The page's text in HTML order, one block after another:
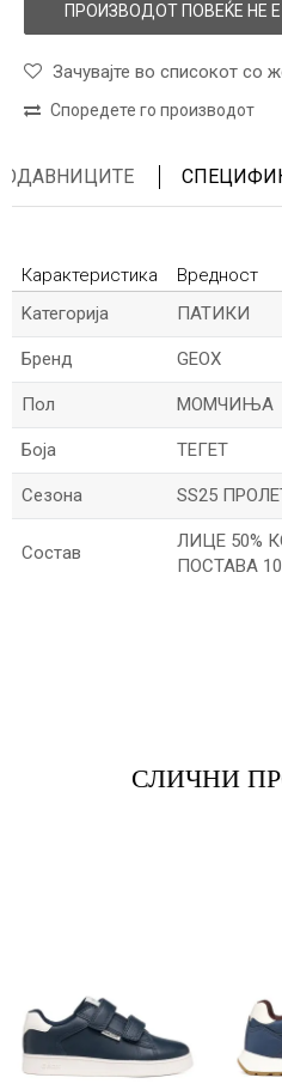
ПРОИЗВОДОТ ПОВЕЌЕ НЕ
Зачувајте во списокот со
Споредете го производот
Карактеристика
Вредност
Kатегорија
ПАТИКИ
Бренд GEOX
Пол МОМЧИЊА
Боја ТЕГЕТ
Сезона SS25
Состав
ЛИЦЕ 50%
ПОСТАВА
Анти спам заштита - пресметајте
СЛИЧНИ